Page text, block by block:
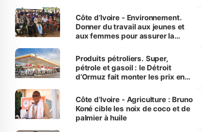
Côte d’Ivoire - Environnement.
Donner du travail aux jeunes et
aux femmes pour assurer la
menacées
Produits pétroliers. Super,
pétrole et gasoil : le Détroit
d’Ormuz fait monter les prix en
Côte d’Ivoire - Agriculture : Bruno
Koné cible les noix de coco et de
palmier à huile